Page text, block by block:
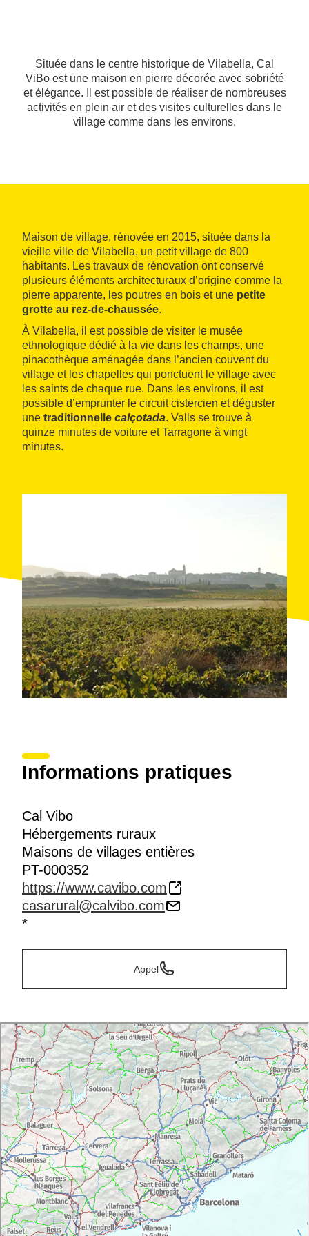
Située dans le centre historique de Vilabella, Cal
ViBo est une maison en pierre décorée avec sobriété
et élégance. Il est possible de réaliser de nombreuses
activités en plein air et des visites culturelles dans le
village comme dans les environs.
Maison de village, rénovée en 2015, située dans la
vieille ville de Vilabella, un petit village de 800
habitants. Les travaux de rénovation ont conservé
plusieurs éléments architecturaux d’origine comme la
pierre apparente, les poutres en bois et une petite
grotte au rez-de-chaussée.
À Vilabella, il est possible de visiter le musée
ethnologique dédié à la vie dans les champs, une
pinacothèque aménagée dans l’ancien couvent du
village et les chapelles qui ponctuent le village avec
les saints de chaque rue. Dans les environs, il est
possible d’emprunter le circuit cistercien et déguster
une traditionnelle calçotada. Valls se trouve à
quinze minutes de voiture et Tarragone à vingt
minutes.
Informations pratiques
Cal Vibo
Hébergements ruraux
Maisons de villages entières
PT-000352
https://www.cavibo.com
casarural@calvibo.com
*
Appel